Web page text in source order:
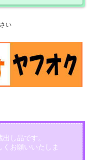
い
し品です。
お願いいたしま